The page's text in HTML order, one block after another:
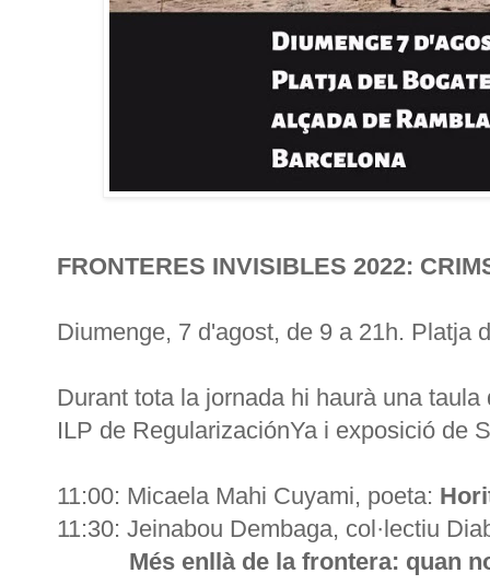
FRONTERES INVISIBLES 2022:
Diumenge, 7 d'agost, de 9 a 21h. Platja
Durant tota la jornada hi haurà una
ILP de RegularizaciónYa i exposició de
11:00: Micaela Mahi Cuyami, poeta:
11:30: Jeinabou Dembaga, col·lectiu
Més enllà de la frontera: quan no